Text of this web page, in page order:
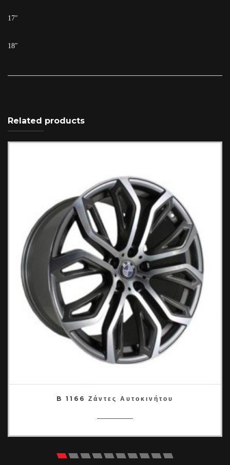
17″
18″
Related products
B 1166 Ζάντες Αυτοκινήτου